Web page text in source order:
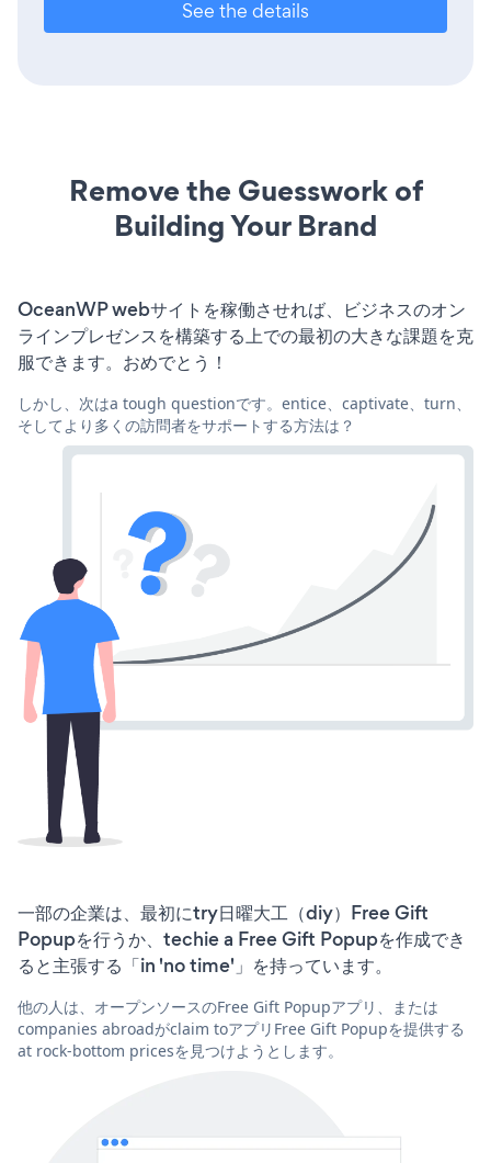
See the details
Remove the Guesswork of
Building Your Brand
OceanWP webサイトを稼働させれば、ビジネスのオン
ラインプレゼンスを構築する上での最初の大きな課題を克
服できます。おめでとう！
しかし、次はa tough questionです。entice、captivate、turn、
そしてより多くの訪問者をサポートする方法は？
一部の企業は、最初にtry日曜大工（diy）Free Gift
Popupを行うか、techie a Free Gift Popupを作成でき
ると主張する「in 'no time'」を持っています。
他の人は、オープンソースのFree Gift Popupアプリ、または
companies abroadがclaim toアプリFree Gift Popupを提供する
at rock-bottom pricesを見つけようとします。